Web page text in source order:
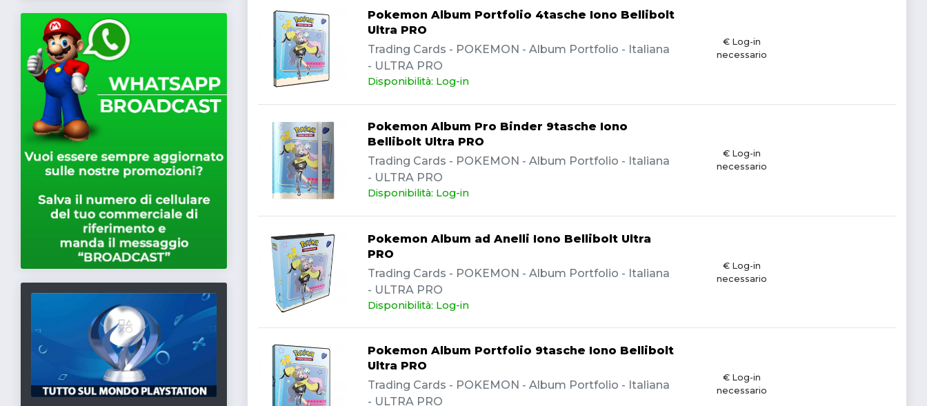
Pokemon Album Portfolio 4tasche Iono Bellibolt
Ultra PRO
Trading Cards - POKEMON - Album Portfolio - Italiana
- ULTRA PRO
Disponibilità: Log-in
€ Log-in
necessario
Pokemon Album Pro Binder 9tasche Iono
Bellibolt Ultra PRO
Trading Cards - POKEMON - Album Portfolio - Italiana
- ULTRA PRO
Disponibilità: Log-in
€ Log-in
necessario
Pokemon Album ad Anelli Iono Bellibolt Ultra
PRO
Trading Cards - POKEMON - Album Portfolio - Italiana
- ULTRA PRO
Disponibilità: Log-in
€ Log-in
necessario
Pokemon Album Portfolio 9tasche Iono Bellibolt
Ultra PRO
Trading Cards - POKEMON - Album Portfolio - Italiana
- ULTRA PRO
€ Log-in
necessario